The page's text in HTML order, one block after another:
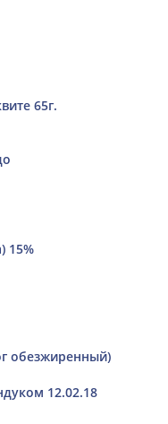
65г.
15%
обезжиренный)
12.02.18